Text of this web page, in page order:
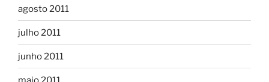
agosto 2011
julho 2011
junho 2011